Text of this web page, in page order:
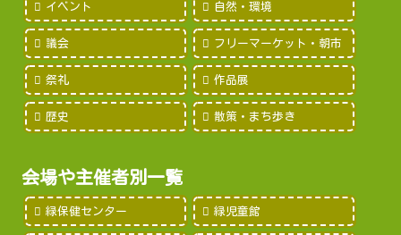
イベント 自然・環境
議会 フリーマーケット・朝市
祭礼 作品展
歴史 散策・まち歩き
会場や主催者別一覧
緑保健センター 緑児童館